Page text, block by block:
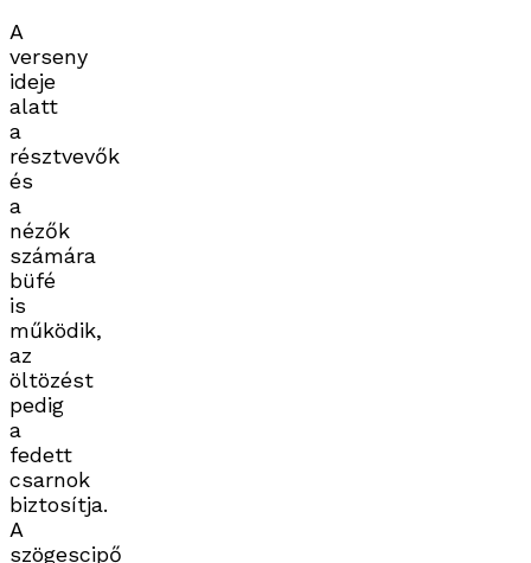
A
verseny
ideje
alatt
a
résztvevők
és
a
nézők
számára
büfé
is
működik,
az
öltözést
pedig
a
fedett
csarnok
biztosítja.
A
szögescipő